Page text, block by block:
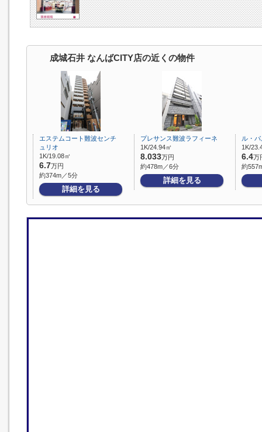
成城石井 なんばCITY店の近くの物件
エステムコート難波センチ
ュリオ
1K/19.08㎡
6.7万円
約374m／5分
詳細を見る
プレサンス難波ラフィーネ
1K/24.94㎡
8.033万円
約478m／6分
詳細を見る
ル・
1K/
6.4万
約